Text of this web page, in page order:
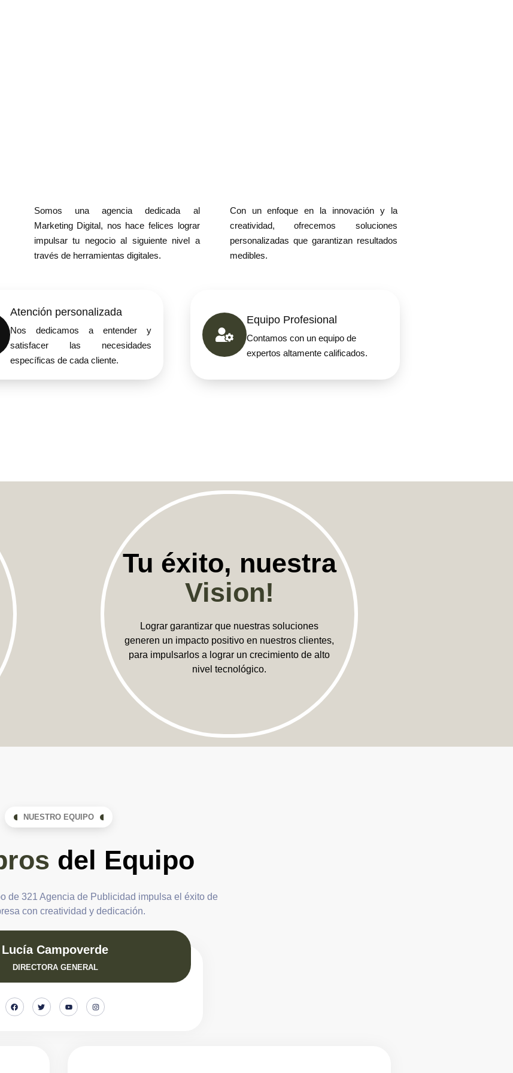
Somos una agencia dedicada al
Marketing Digital, nos hace felices lograr
impulsar tu negocio al siguiente nivel a
través de herramientas digitales.
Con un enfoque en la innovación y la
creatividad, ofrecemos soluciones
personalizadas que garantizan resultados
medibles.
Atención personalizada
Nos dedicamos a entender y
satisfacer las necesidades
específicas de cada cliente.
Equipo Profesional
Contamos con un equipo de
expertos altamente calificados.
Tu éxito, nuestra
Vision!
Lograr garantizar que nuestras soluciones
generen un impacto positivo en nuestros clientes,
para impulsarlos a lograr un crecimiento de alto
nivel tecnológico.
NUESTRO EQUIPO
del Equipo
de 321 Agencia de Publicidad impulsa el éxito de
con creatividad y dedicación.
Lucía Campoverde
DIRECTORA GENERAL